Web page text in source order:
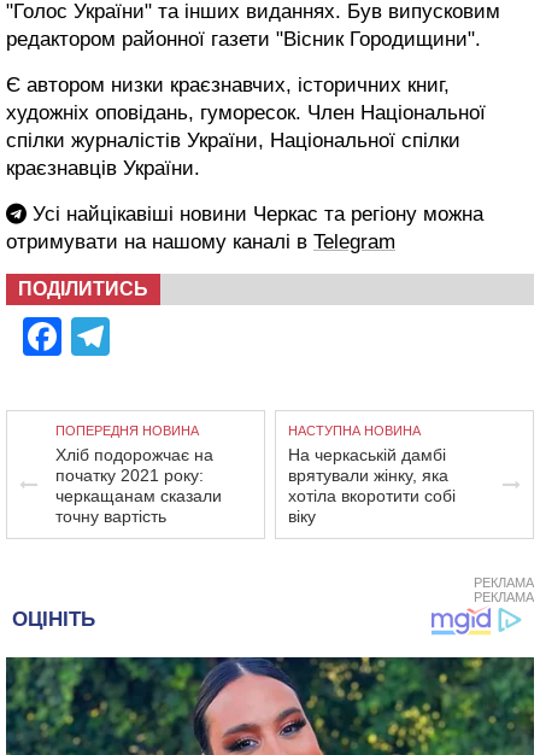
"Голос України" та інших виданнях. Був випусковим
редактором районної газети "Вісник Городищини".
Є автором низки краєзнавчих, історичних книг,
художніх оповідань, гуморесок. Член Національної
спілки журналістів України, Національної спілки
краєзнавців України.
Усі найцікавіші новини Черкас та регіону можна
отримувати на нашому каналі в Telegram
ПОДІЛИТИСЬ
Facebook
ПОПЕРЕДНЯ НОВИНА
Хліб подорожчає на
початку 2021 року:
черкащанам сказали
точну вартість
НАСТУПНА НОВИНА
На черкаській дамбі
врятували жінку, яка
хотіла вкоротити собі
віку
РЕКЛАМА
РЕКЛАМА